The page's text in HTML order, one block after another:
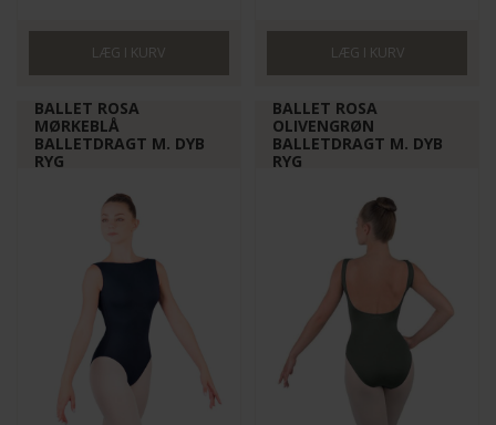
BALLET ROSA
MØRKEBLÅ
BALLETDRAGT M. DYB
RYG
BALLET ROSA
OLIVENGRØN
BALLETDRAGT M. DYB
RYG